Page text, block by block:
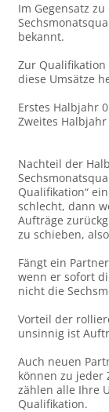
Im Gegensatz
bekannt.
Zur
diese Umsätze
Erstes Halbjahr
Zweites Halbjahr
Nachteil der
Qualifikation“
schlecht, dann
Aufträge
zu schieben,
Fängt ein
wenn er sofort
nicht die
Vorteil der
unsinnig ist
Auch neuen
können zu jeder
zählen alle Ihre
Qualifikation.